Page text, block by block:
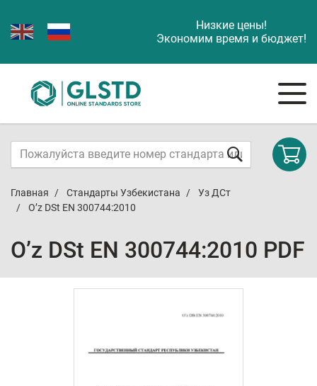
Низкие цены!
Экономим время и бюджет!
Главная Стандарты Узбекистана
Уз ДСт
O’z DSt ЕN 300744:2010
O’z DSt ЕN 300744:2010 PDF